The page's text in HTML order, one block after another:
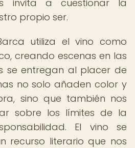
invita a cuestionar la
propio ser.
utiliza el vino como
creando escenas en las
se entregan al placer de
no solo añaden color y
sino que también nos
sobre los límites de la
El vino se
recurso literario que nos